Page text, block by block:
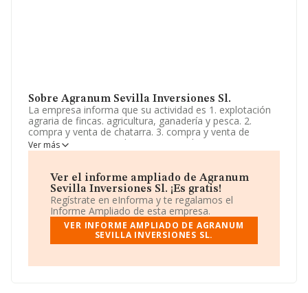
Sobre Agranum Sevilla Inversiones Sl.
La empresa informa que su actividad es 1. explotación
agraria de fincas. agricultura, ganadería y pesca. 2.
compra y venta de chatarra. 3. compra y venta de
aceite. 4,- comercio al por mayor y al por menor.
distribución comercial. importación y exportación. 5.
supuesto de que para el. La sociedad está inscrita en el
Registro Mercantil como Sociedad Limitada. Tiene
CNAE: 0150 - 'Producción agrícola combinada con la
producción ganadera'. La empresa no tiene actividad en
mercados exteriores.
La sociedad españolaAgranum Sevilla Inversiones
establecido en Avenida Del Gran Capitan núm. 34 1 1,
Ver más
Ver el informe ampliado de Agranum
Sevilla Inversiones Sl. ¡Es gratis!
Regístrate en eInforma y te regalamos el
Informe Ampliado de esta empresa.
VER INFORME AMPLIADO DE AGRANUM
SEVILLA INVERSIONES SL.